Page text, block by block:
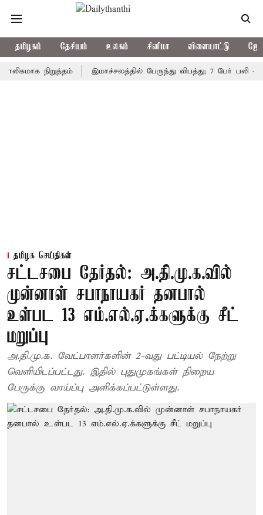
தமிழகம் தேசியம் உலகம் சினிமா விளையாட்டு
நிறுத்தம் இமாச்சலத்தில் பேருந்து விபத்து; 7 பேர் பலி -
தமிழக செய்திகள்
சட்டசபை தேர்தல்: அ.தி.மு.க.வில்
முன்னாள் சபாநாயகர் தனபால்
உள்பட 13 எம்.எல்.ஏ.க்களுக்கு சீட்
மறுப்பு
அ.தி.மு.க. வேட்பாளர்களின் 2-வது பட்டியல் நேற்று
வெளியிடப்பட்டது. இதில் புதுமுகங்கள் நிறைய
பேருக்கு வாய்ப்பு அளிக்கப்பட்டுள்ளது.